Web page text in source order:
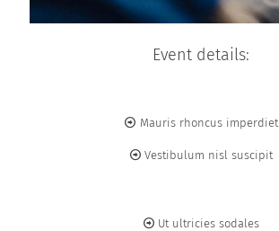
Event details:
Mauris rhoncus imperdiet
Vestibulum nisl suscipit
Ut ultricies sodales